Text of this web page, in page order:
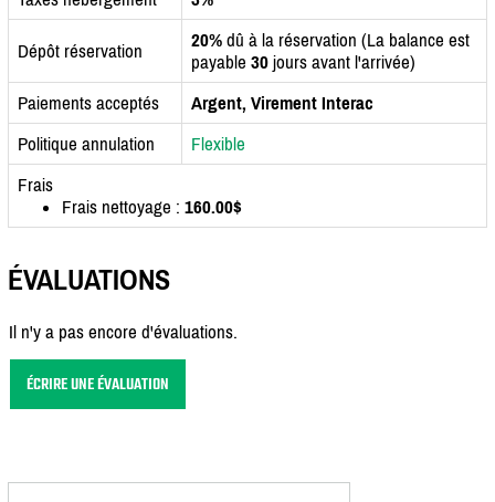
Dépôt réservation 20% dû à la réservation (La balance est
payable 30 jours avant l'arrivée)
Paiements acceptés
Argent, Virement Interac
Politique annulation
Flexible
Frais
Frais nettoyage : 160.00$
ÉVALUATIONS
Il n'y a pas encore d'évaluations.
ÉCRIRE UNE ÉVALUATION